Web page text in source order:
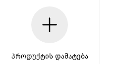
პროდუქტის დამატება